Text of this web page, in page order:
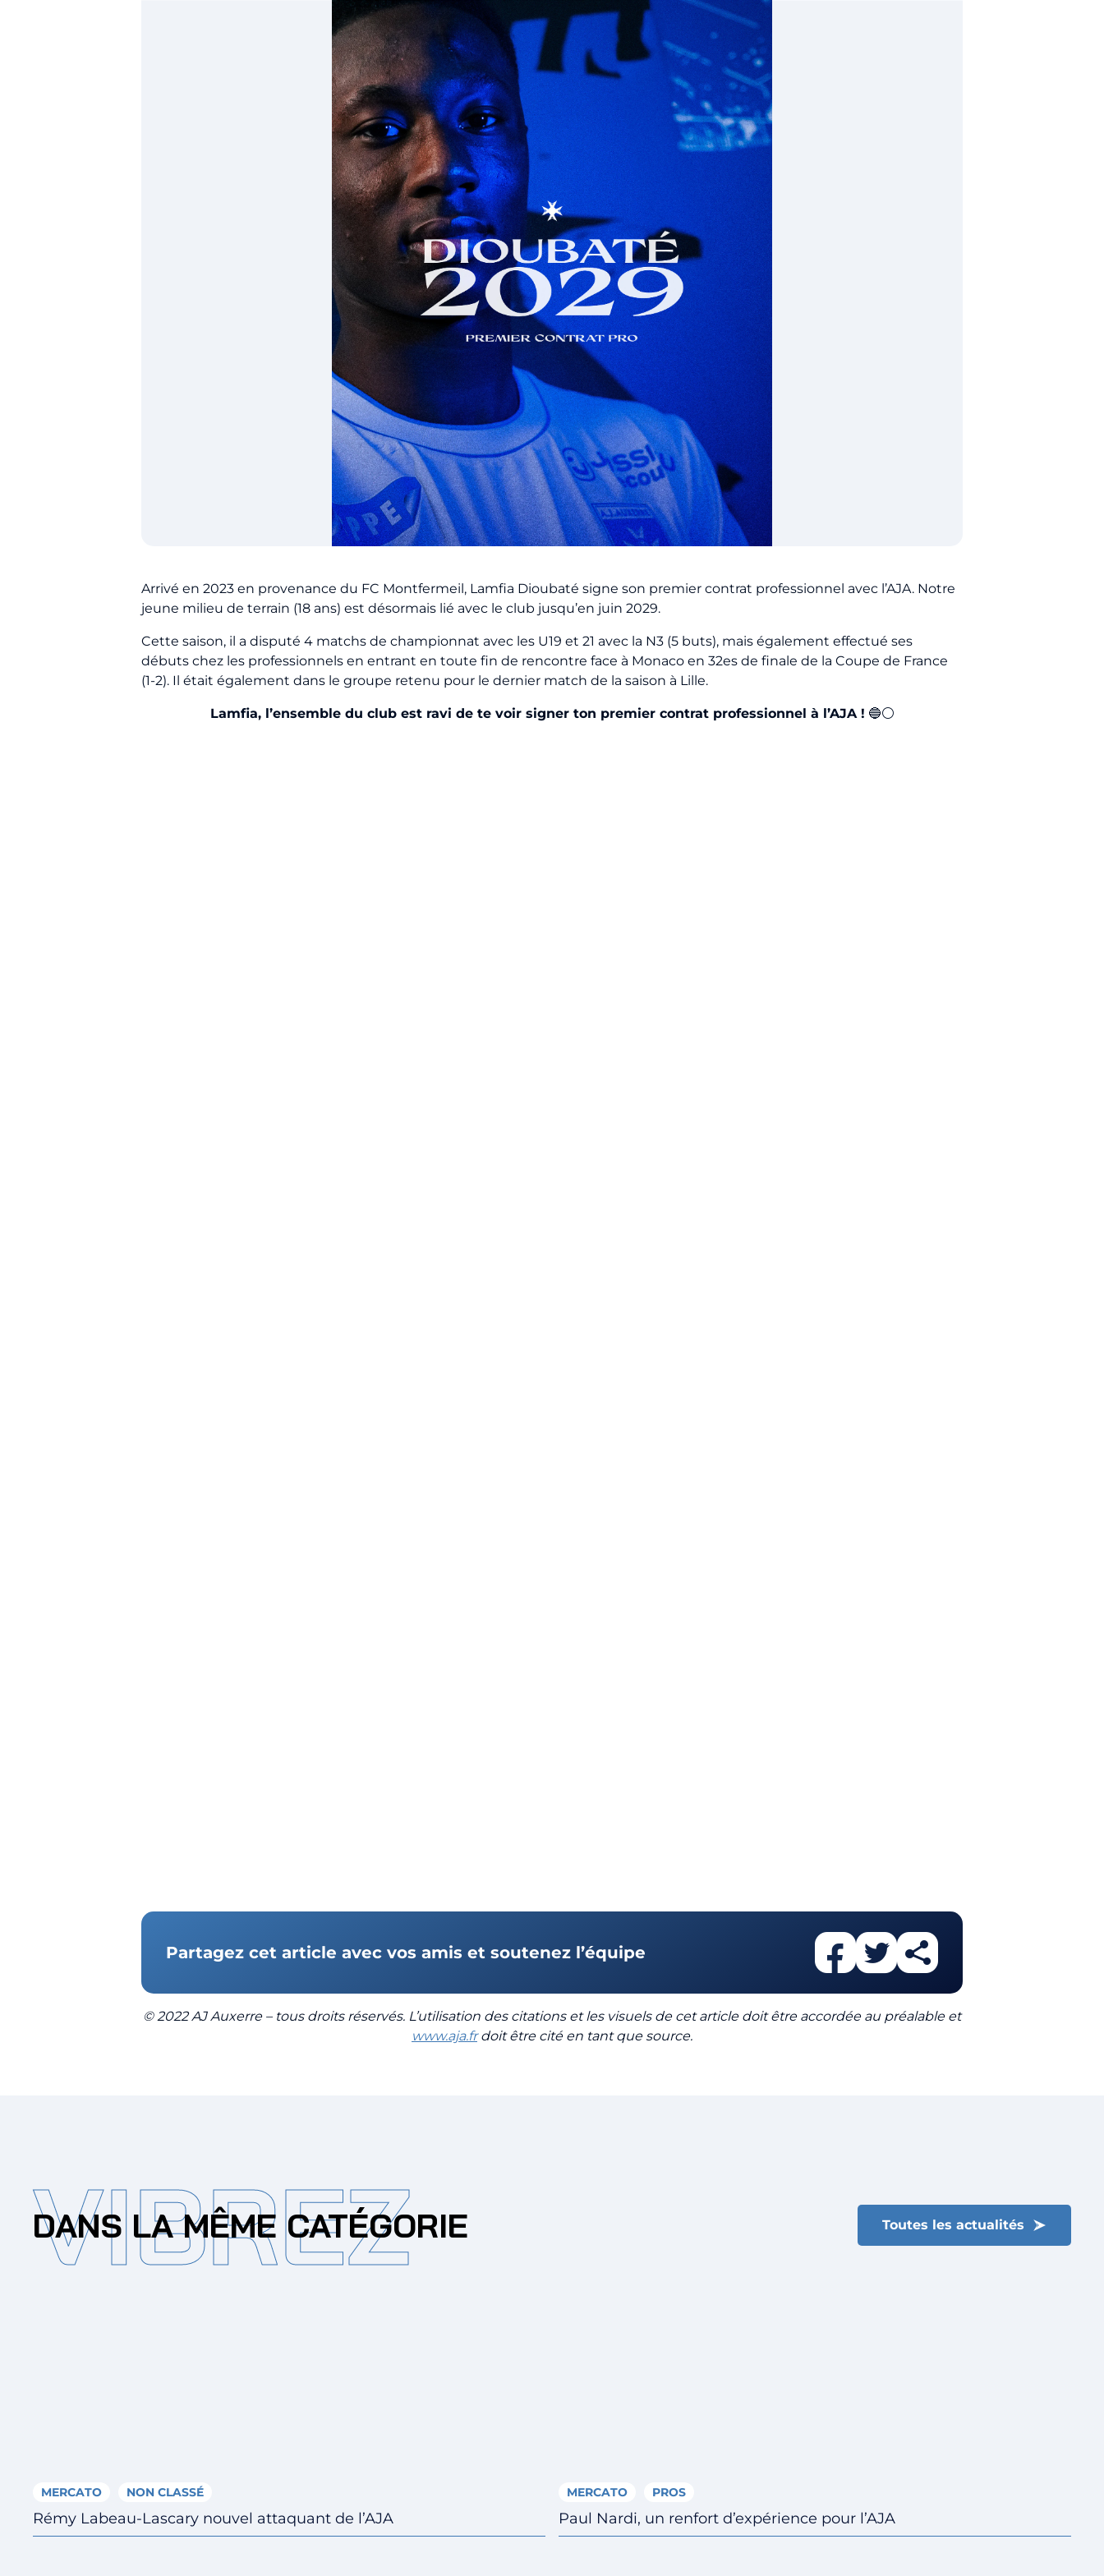
Arrivé en 2023 en provenance du FC Montfermeil, Lamfia Dioubaté signe son premier contrat professionnel avec l’AJA. Notre
jeune milieu de terrain (18 ans) est désormais lié avec le club jusqu’en juin 2029.
Cette saison, il a disputé 4 matchs de championnat avec les U19 et 21 avec la N3 (5 buts), mais également effectué ses
débuts chez les professionnels en entrant en toute fin de rencontre face à Monaco en 32es de finale de la Coupe de France
(1-2). Il était également dans le groupe retenu pour le dernier match de la saison à Lille.
Lamfia, l’ensemble du club est ravi de te voir signer ton premier contrat professionnel à l’AJA ! 🔵⚪
Partagez cet article avec vos amis et soutenez l’équipe
© 2022 AJ Auxerre – tous droits réservés. L’utilisation des citations et les visuels de cet article doit être accordée au préalable et
www.aja.frdoit être cité en tant que source.
VIBREZ
DANS LA MÊME CATÉGORIE Toutes les actualités
MERCATO NON CLASSÉ
Rémy Labeau-Lascary nouvel attaquant de l’AJA
MERCATO PROS
Paul Nardi, un renfort d’expérience pour l’AJA